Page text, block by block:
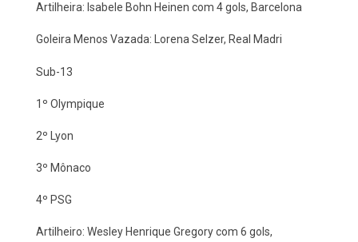
Artilheira: Isabele Bohn Heinen com 4 gols, Barcelona
Goleira Menos Vazada: Lorena Selzer, Real Madri
Sub-13
1º Olympique
2º Lyon
3º Mônaco
4º PSG
Artilheiro: Wesley Henrique Gregory com 6 gols,